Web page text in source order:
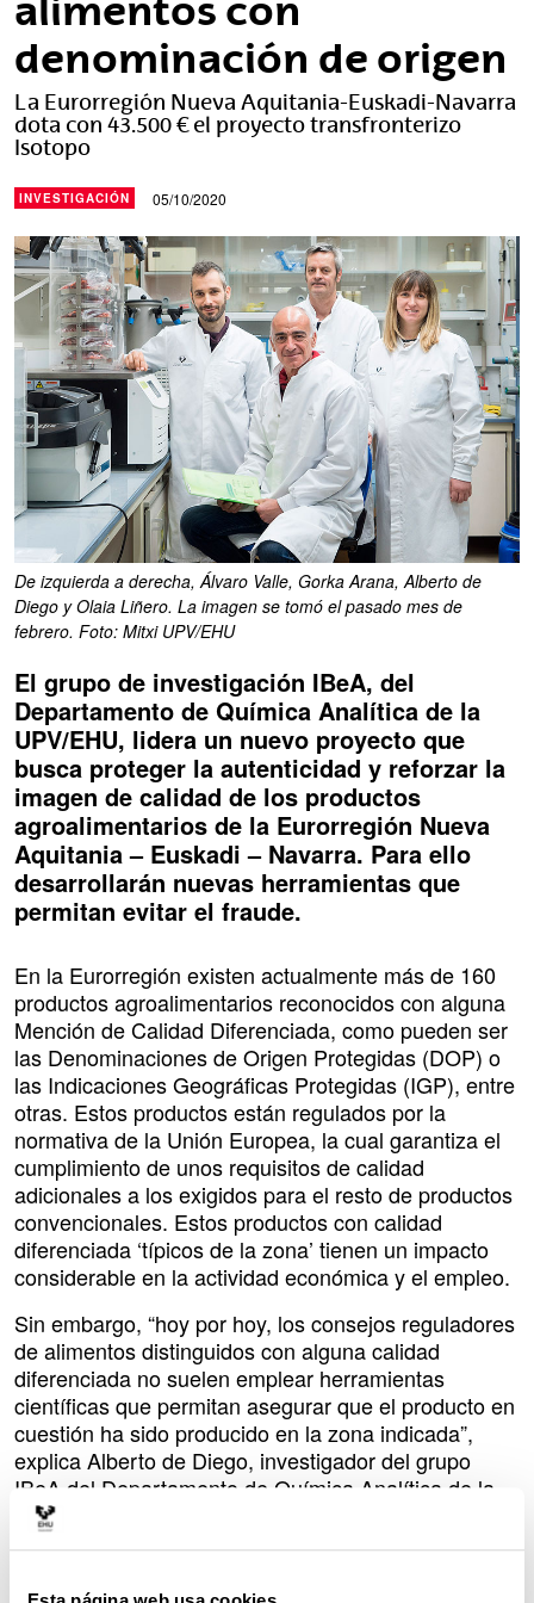
alimentos con
denominación de origen
La Eurorregión Nueva Aquitania-Euskadi-Navarra
dota con 43.500 € el proyecto transfronterizo
Isotopo
INVESTIGACIÓN 05/10/2020
De izquierda a derecha, Álvaro Valle, Gorka Arana, Alberto de
Diego y Olaia Liñero. La imagen se tomó el pasado mes de
febrero. Foto: Mitxi UPV/EHU
El grupo de investigación IBeA, del
Departamento de Química Analítica de la
UPV/EHU, lidera un nuevo proyecto que
busca proteger la autenticidad y reforzar la
imagen de calidad de los productos
agroalimentarios de la Eurorregión Nueva
Aquitania – Euskadi – Navarra. Para ello
desarrollarán nuevas herramientas que
permitan evitar el fraude.
En la Eurorregión existen actualmente más de 160
productos agroalimentarios reconocidos con alguna
Mención de Calidad Diferenciada, como pueden ser
las Denominaciones de Origen Protegidas (DOP) o
las Indicaciones Geográficas Protegidas (IGP), entre
otras. Estos productos están regulados por la
normativa de la Unión Europea, la cual garantiza el
cumplimiento de unos requisitos de calidad
adicionales a los exigidos para el resto de productos
convencionales. Estos productos con calidad
diferenciada ‘típicos de la zona’ tienen un impacto
considerable en la actividad económica y el empleo.
Sin embargo, “hoy por hoy, los consejos reguladores
de alimentos distinguidos con alguna calidad
diferenciada no suelen emplear herramientas
científicas que permitan asegurar que el producto en
cuestión ha sido producido en la zona indicada”,
explica Alberto de Diego, investigador del grupo
IBeA del Departamento de Química Analítica de la
Facultad de Ciencia y Tecnología de la UPV/EHU e
investigador principal del proyecto Isotopo.
El proyecto Isotopo, que coordina la UPV/EHU y en